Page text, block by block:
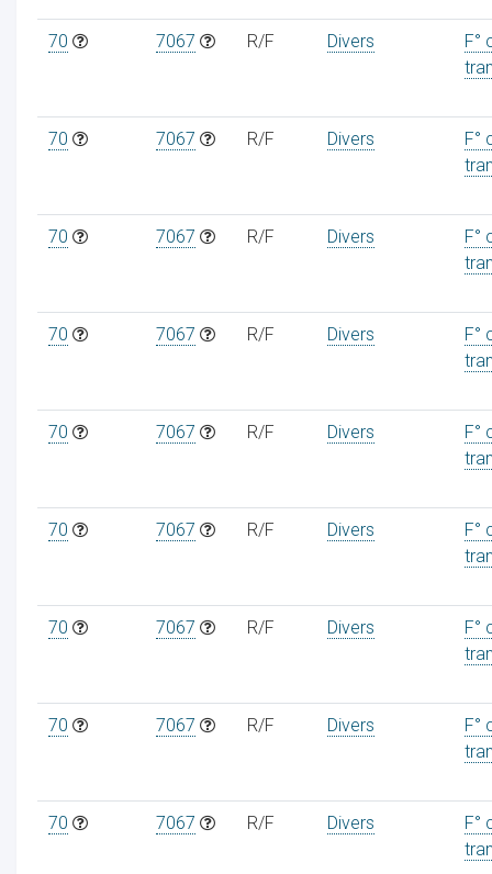
70 7067 R/F Divers
F°
70 7067 R/F Divers
F°
70 7067 R/F Divers
F°
70 7067 R/F Divers
F°
70 7067 R/F Divers
F°
70 7067 R/F Divers
F°
70 7067 R/F Divers
F°
70 7067 R/F Divers
F°
70 7067 R/F Divers
F°